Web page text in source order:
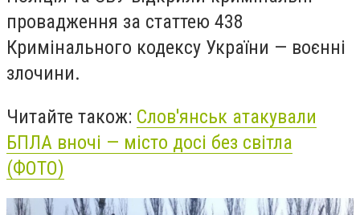
провадження за статтею 438
Кримінального кодексу України — воєнні
злочини.
Читайте також: Слов'янськ атакували
БПЛА вночі — місто досі без світла
(ФОТО)